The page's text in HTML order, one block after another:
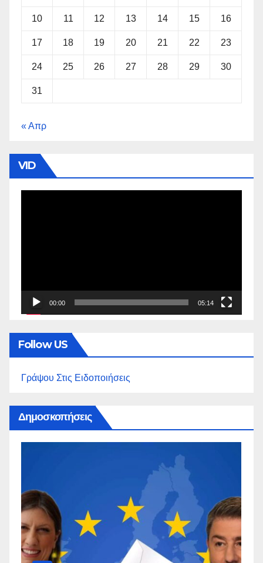
10 11 12 13 14 15 16
17 18 19 20 21 22 23
24 25 26 27 28 29 30
31
« Απρ
VID
00:00 05:14
Follow US
Γράψου Στις Ειδοποιήσεις
Δημοσκοπήσεις